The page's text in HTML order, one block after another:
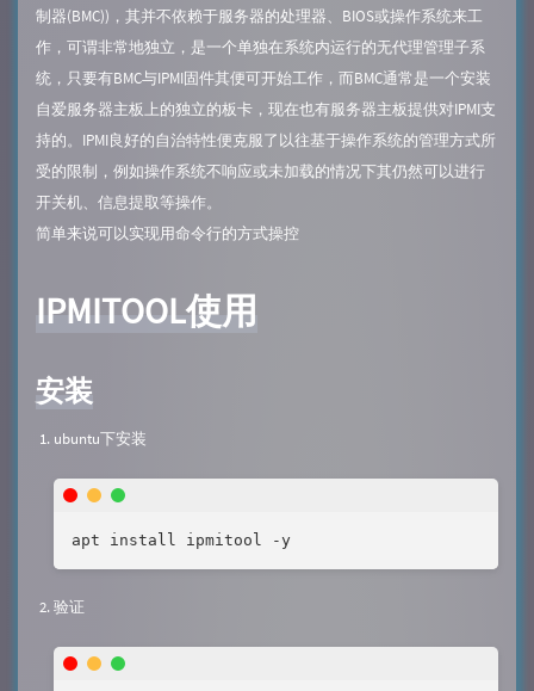
制器(BMC))，其并不依赖于服务器的处理器、BIOS或操作系统来工
作，可谓非常地独立，是一个单独在系统内运行的无代理管理子系
统，只要有BMC与IPMI固件其便可开始工作，而BMC通常是一个安装
自爱服务器主板上的独立的板卡，现在也有服务器主板提供对IPMI支
持的。IPMI良好的自治特性便克服了以往基于操作系统的管理方式所
受的限制，例如操作系统不响应或未加载的情况下其仍然可以进行
开关机、信息提取等操作。
简单来说可以实现用命令行的方式操控
IPMITOOL使用
安装
ubuntu下安装
apt install ipmitool -y
验证